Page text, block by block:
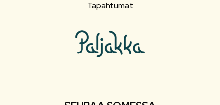
Tapahtumat